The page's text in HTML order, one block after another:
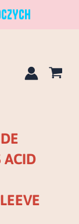
ACID